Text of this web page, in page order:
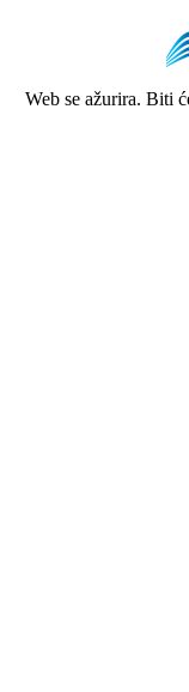
Web se ažurira. Biti